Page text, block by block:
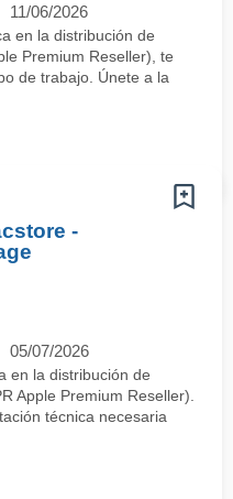
11/06/2026
en la distribución de
Premium Reseller), te
de trabajo. Únete a la
-
05/07/2026
en la distribución de
Apple Premium Reseller).
técnica necesaria